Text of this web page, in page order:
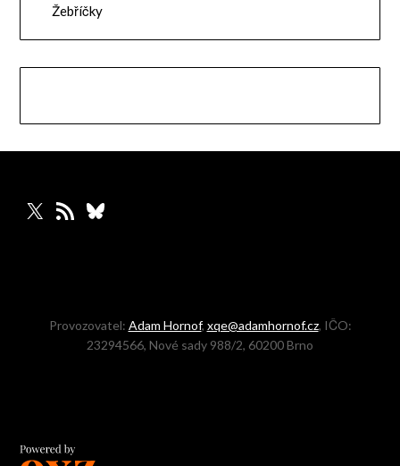
Žebříčky
X RSS zdrojBluesky
Provozovatel: Adam Hornof, xqe@adamhornof.cz, IČO:
23294566, Nové sady 988/2, 60200 Brno